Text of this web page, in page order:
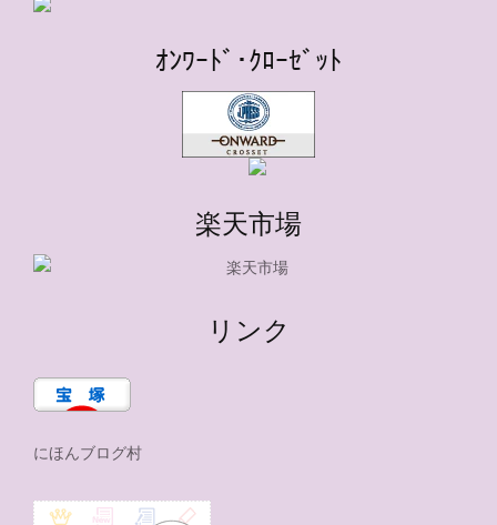
ｵﾝﾜｰﾄﾞ･ｸﾛｰｾﾞｯﾄ
楽天市場
リンク
にほんブログ村